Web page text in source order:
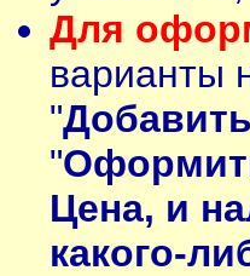
Для
варианты
"Добавить
"
Цена, и
какого-